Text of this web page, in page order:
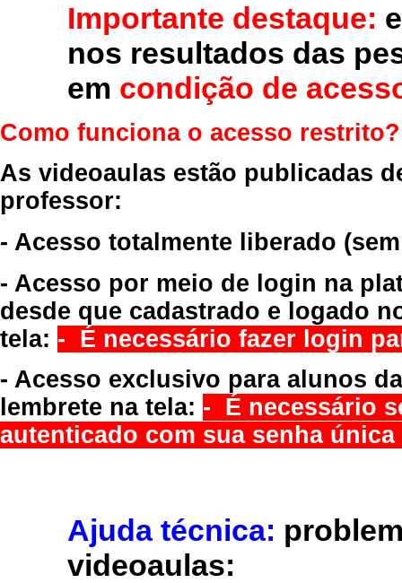
Importante destaque:
nos resultados das
em condição de
Como funciona o acesso restrito?
As videoaulas estão publicadas
professor:
- Acesso totalmente liberado
- Acesso por meio de login na
desde que cadastrado e logado
tela: - É necessário fazer login
- Acesso exclusivo para alunos
lembrete na tela: - É necessário
autenticado com sua senha
Ajuda técnica:
videoaulas: